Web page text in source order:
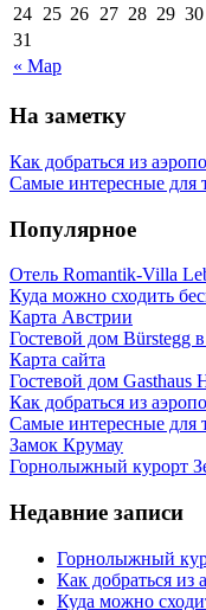
« Мар
24 25 26 27 28 29 30
31
На заметку
Как добраться из
Самые интересные для
Популярное
Отель Romantik-Villa
Куда можно сходить
Карта Австрии
Гостевой дом Bürstegg
Карта сайта
Гостевой дом Gasthaus
Как добраться из
Самые интересные для
Замок Крумау
Горнолыжный курорт
Недавние записи
Горнолыжный
Как добраться из
Куда можно